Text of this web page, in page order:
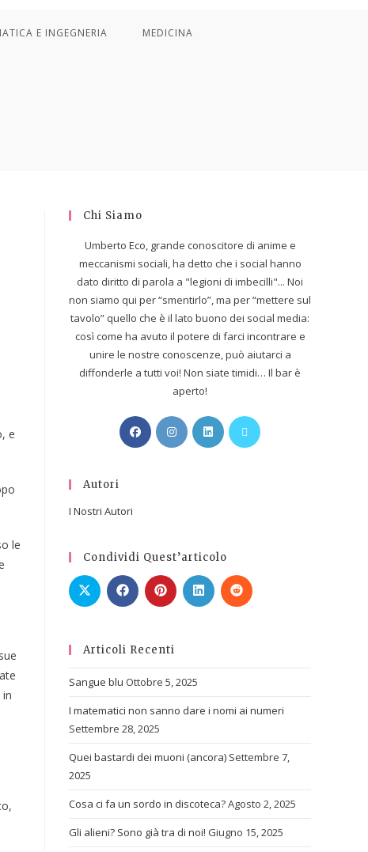
E INGEGNERIA MEDICINA
e
le
Chi Siamo
Umberto Eco, grande conoscitore di anime e
meccanismi sociali, ha detto che i social hanno
dato diritto di parola a "legioni di imbecilli"... Noi
non siamo qui per “smentirlo”, ma per “mettere sul
tavolo” quello che è il lato buono dei social media:
così come ha avuto il potere di farci incontrare e
unire le nostre conoscenze, può aiutarci a
diffonderle a tutti voi! Non siate timidi… Il bar è
aperto!
Autori
I Nostri Autori
Condividi Quest’articolo
Articoli Recenti
Sangue blu Ottobre 5, 2025
I matematici non sanno dare i nomi ai numeri
Settembre 28, 2025
Quei bastardi dei muoni (ancora) Settembre 7,
2025
Cosa ci fa un sordo in discoteca?Agosto 2, 2025
Gli alieni? Sono già tra di noi! Giugno 15, 2025